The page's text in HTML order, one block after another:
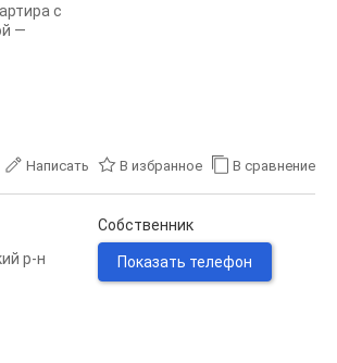
с
—
Написать В избранное В сравнение
р-н
Собственник
Показать телефон